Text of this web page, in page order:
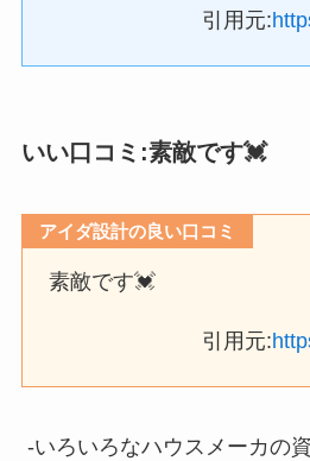
引用元:
いい口コミ:素敵です💓
アイダ設計の良い口コミ
素敵です💓
引用元:
-いろいろなハウスメーカの